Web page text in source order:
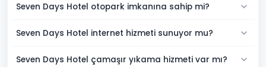
Seven Days Hotel otopark imkanına sahip mi?
Seven Days Hotel internet hizmeti sunuyor mu?
Seven Days Hotel çamaşır yıkama hizmeti var mı?